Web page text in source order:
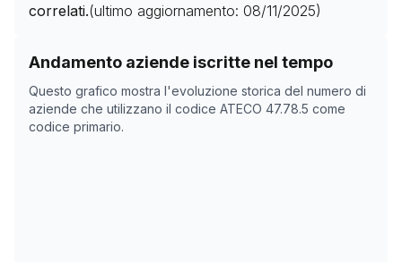
correlati.(ultimo aggiornamento: 08/11/2025)
Andamento aziende iscritte nel tempo
Questo grafico mostra l'evoluzione storica del numero di
aziende che utilizzano il codice ATECO 47.78.5 come
codice primario.
Storico numero di aziende con codice ATECO
Data rilevazione
04/04/2025
388
19/05/2025